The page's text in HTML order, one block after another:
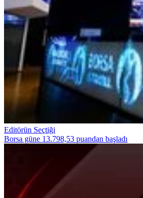
Editörün Seçtiği
Borsa güne 13.798,53 puandan başladı